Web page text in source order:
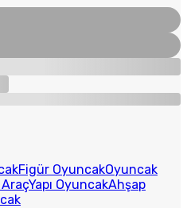
Figür OyuncakOyuncak
Yapı OyuncakAhşap